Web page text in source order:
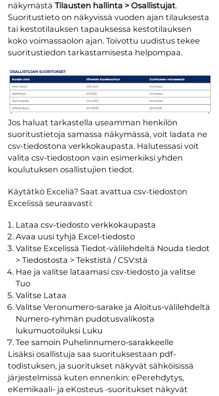
näkymästä Tilausten hallinta > Osallistujat.
Suoritustieto on näkyvissä vuoden ajan tilauksesta
tai kestotilauksen tapauksessa kestotilauksen
koko voimassaolon ajan. Toivottu uudistus tekee
suoritustiedon tarkastamisesta helpompaa.
Jos haluat tarkastella useamman henkilön
suoritustietoja samassa näkymässä, voit ladata ne
csv-tiedostona verkkokaupasta. Halutessasi voit
valita csv-tiedostoon vain esimerkiksi yhden
koulutuksen osallistujien tiedot.
Käytätkö Exceliä? Saat avattua csv-tiedoston
Excelissä seuraavasti:
Lataa csv-tiedosto verkkokaupasta
Avaa uusi tyhjä Excel-tiedosto
Valitse Excelissä Tiedot-välilehdeltä Nouda tiedot
> Tiedostosta > Tekstistä / CSV:stä
Hae ja valitse lataamasi csv-tiedosto ja valitse
Tuo
Valitse Lataa
Valitse Veronumero-sarake ja Aloitus-välilehdeltä
Numero-ryhmän pudotusvalikosta
lukumuotoiluksi Luku
Tee samoin Puhelinnumero-sarakkeelle
Lisäksi osallistuja saa suorituksestaan pdf-
todistuksen, ja suoritukset näkyvät sähköisissä
järjestelmissä kuten ennenkin: ePerehdytys,
eKemikaali- ja eKosteus -suoritukset näkyvät